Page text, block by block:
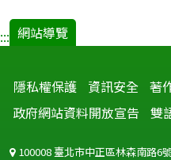
::: 網站導覽
隱私權保護 資訊安全 著
政府網站資料開放宣告
雙
100008 臺北市中正區林森南路6